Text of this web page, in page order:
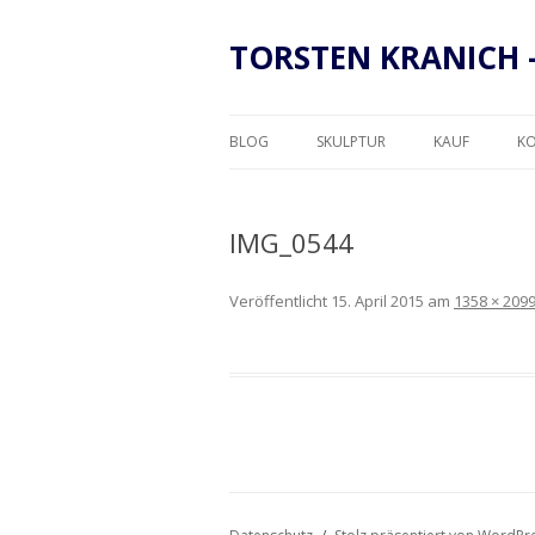
TORSTEN KRANICH
BLOG SKULPTUR KAUF
IMG_0544
Veröffentlicht 15. April 2015 am 1358 × 2099